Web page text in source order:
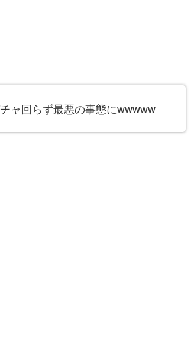
ャ回らず最悪の事態にwwwww